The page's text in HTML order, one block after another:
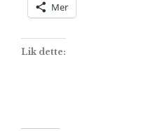
Mer
Lik dette: